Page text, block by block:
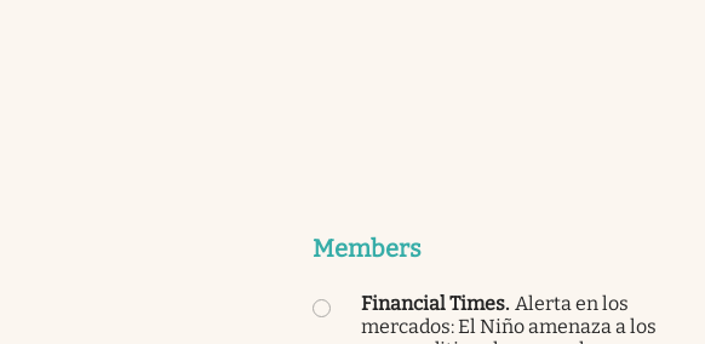
Members
Financial Times. Alerta en los
mercados: El Niño amenaza a los